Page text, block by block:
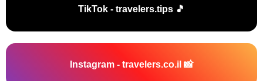
🎵 TikTok - travelers.tips
📸 Instagram - travelers.co.il